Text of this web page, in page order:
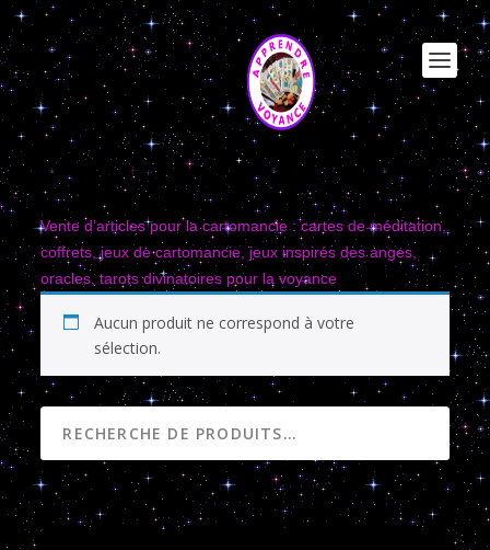
CARTOMANCIE ORACLES
Vente d’articles pour la cartomancie : cartes de méditation,
coffrets, jeux de cartomancie, jeux inspirés des anges,
oracles, tarots divinatoires pour la voyance
Aucun produit ne correspond à votre
sélection.
RECHERCHE